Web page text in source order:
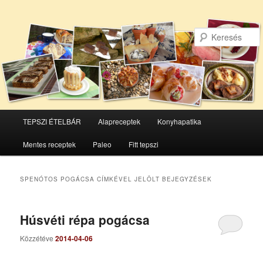
Tovább
az
elsődleges
Tovább
a
másodlagos
TEPSZI ÉTELBÁR Alapreceptek Konyhapatika
Mentes receptek Paleo Fitt tepszi
SPENÓTOS POGÁCSA CÍMKÉVEL JELÖLT BEJEGYZÉSEK
Húsvéti répa pogácsa
Közzétéve2014-04-06